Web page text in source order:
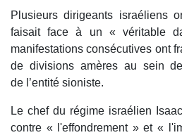
Plusieurs dirigeants israéliens
faisait face à un « véritable
manifestations consécutives ont
de divisions amères au sein
de l’entité sioniste.
Le chef du régime israélien
contre « l'effondrement » et «